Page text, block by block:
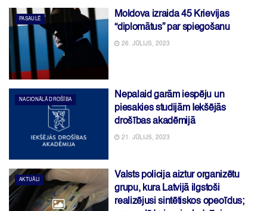
PASAULĒ
Moldova izraida 45 Krievijas
“diplomātus” par spiegošanu
26. JŪLIJS, 2023
NACIONĀLĀ DROŠĪBA
Nepalaid garām iespēju un
piesakies studijām Iekšējās
drošības akadēmijā
21. JŪLIJS, 2023
AKTUĀLI
Valsts policija aiztur organizētu
grupu, kura Latvijā ilgstoši
realizējusi sintētiskos opeoīdus;